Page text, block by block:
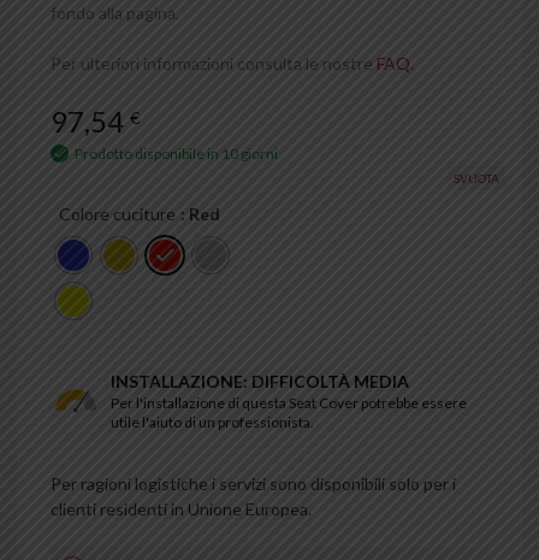
fondo alla pagina.
Per ulteriori informazioni consulta le nostre FAQ.
97,54 €
Prodotto disponibile in 10 giorni
Colore cuciture : Red
SVUOTA
INSTALLAZIONE: DIFFICOLTÀ MEDIA
Per l'installazione di questa Seat Cover potrebbe essere
utile l'aiuto di un professionista.
Per ragioni logistiche i servizi sono disponibili solo per i
clienti residenti in Unione Europea.